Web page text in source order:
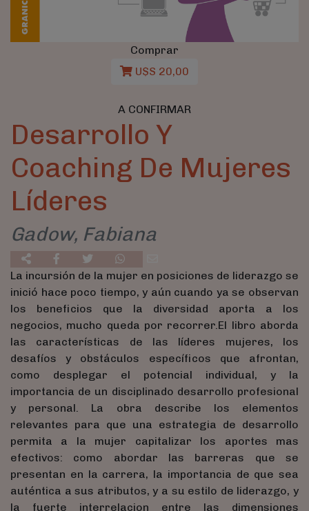
Comprar
U$S 20,00
A CONFIRMAR
Desarrollo Y
Coaching De Mujeres
Líderes
Gadow, Fabiana
La incursión de la mujer en posiciones de liderazgo se
inició hace poco tiempo, y aún cuando ya se observan
los beneficios que la diversidad aporta a los
negocios, mucho queda por recorrer.El libro aborda
las características de las líderes mujeres, los
desafíos y obstáculos específicos que afrontan,
como desplegar el potencial individual, y la
importancia de un disciplinado desarrollo profesional
y personal. La obra describe los elementos
relevantes para que una estrategia de desarrollo
permita a la mujer capitalizar los aportes mas
efectivos: como abordar las barreras que se
presentan en la carrera, la importancia de que sea
auténtica a sus atributos, y a su estilo de liderazgo, y
la fuerte interrelacion entre las dimensiones